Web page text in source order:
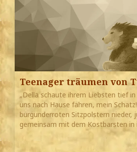
Teenager träumen von
„Della schaute ihrem Liebsten tief
uns nach Hause fahren, mein
burgunderroten Sitzpolstern nieder,
gemeinsam mit dem Kostbarsten in